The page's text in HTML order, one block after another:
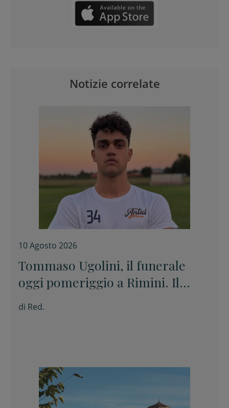
Notizie correlate
10 Agosto 2026
Tommaso Ugolini, il funerale
oggi pomeriggio a Rimini. Il
padre: “Nulla è nelle nostre
di Red.